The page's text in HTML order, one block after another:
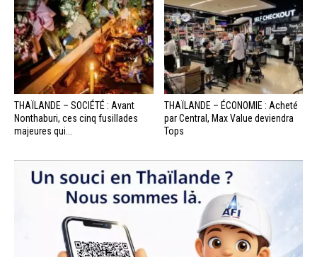
THAÏLANDE – SOCIÉTÉ : Avant
Nonthaburi, ces cinq fusillades
majeures qui...
THAÏLANDE – ÉCONOMIE : Acheté
par Central, Max Value deviendra
Tops